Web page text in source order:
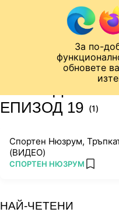
За по-
обновете
Към съдържанието
Лига на Конференциите
ЕПИЗОД 19 (1)
Спортен Нюзрум,
(ВИДЕО)
ПОВЕЧЕ ОТ
СПОРТЕН НЮЗРУМ add
НАЙ-ЧЕТЕНИ